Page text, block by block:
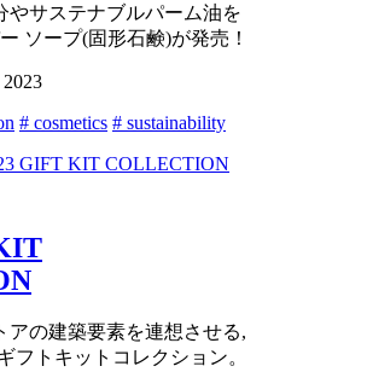
やサステナブルパーム油を
ソープ(固形石鹸)が発売！
# cosmetics # sustainability
アの建築要素を連想させる,
フトキットコレクション。